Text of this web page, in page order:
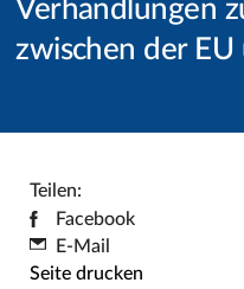
Verhandlungen
zwischen der
Teilen:
Facebook
E-Mail
Seite drucken